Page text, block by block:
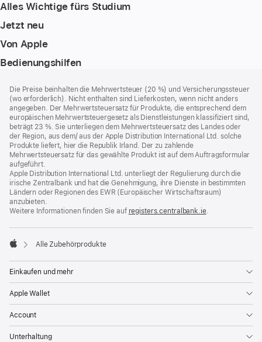
Alles Wichtige fürs Studium
Jetzt neu
Von Apple
Bedienungshilfen
Die Preise beinhalten die Mehrwertsteuer (20 %) und Versicherungssteuer
(wo erforderlich). Nicht enthalten sind Lieferkosten, wenn nicht anders
angegeben. Der Mehrwertsteuersatz für Produkte, die entsprechend dem
europäischen Mehrwertsteuergesetz als Dienstleistungen klassifiziert sind,
beträgt 23 %. Sie unterliegen dem Mehrwertsteuersatz des Landes oder
der Region, aus dem/ aus der Apple Distribution International Ltd. solche
Produkte liefert, hier die Republik Irland. Der zu zahlende
Mehrwertsteuersatz für das gewählte Produkt ist auf dem Auftragsformular
aufgeführt.
Apple Distribution International Ltd. unterliegt der Regulierung durch die
irische Zentralbank und hat die Genehmigung, ihre Dienste in bestimmten
Ländern oder Regionen des EWR (Europäischer Wirtschaftsraum)
anzubieten.
Weitere Informationen finden Sie auf registers.centralbank.ie(Öffnet
neues
.
Alle Zubehörprodukte
Einkaufen und mehr
Apple Wallet
Account
Unterhaltung